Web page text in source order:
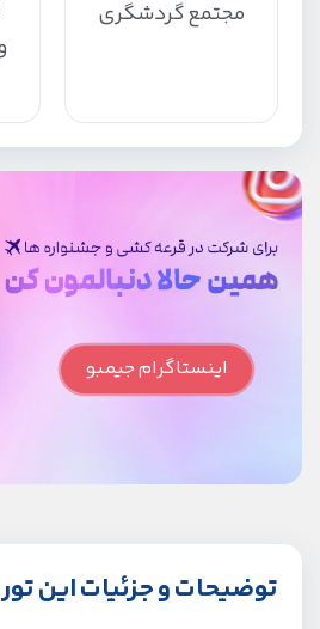
مجتمع گردشگری
اینستاگرام جیمبو
توضیحات و جزئیات این تور